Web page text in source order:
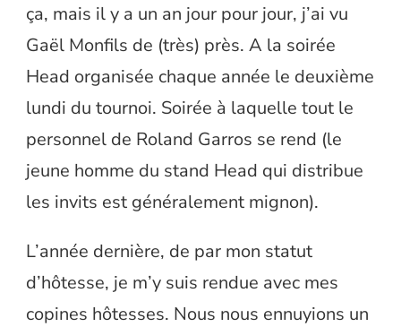
ça, mais il y a un an jour pour jour, j’ai vu
Gaël Monfils de (très) près. A la soirée
Head organisée chaque année le deuxième
lundi du tournoi. Soirée à laquelle tout le
personnel de Roland Garros se rend (le
jeune homme du stand Head qui distribue
les invits est généralement mignon).
L’année dernière, de par mon statut
d’hôtesse, je m’y suis rendue avec mes
copines hôtesses. Nous nous ennuyions un